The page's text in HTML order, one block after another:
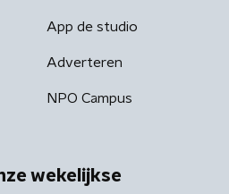
App de studio
Adverteren
NPO Campus
wekelijkse